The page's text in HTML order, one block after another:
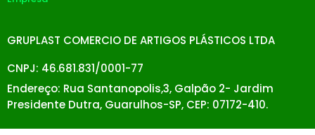
GRUPLAST COMERCIO DE ARTIGOS PLÁSTICOS LTDA
CNPJ: 46.681.831/0001-77
Endereço: Rua Santanopolis,3, Galpão 2- Jardim
Presidente Dutra, Guarulhos-SP, CEP: 07172-410.